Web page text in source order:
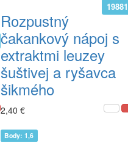
Rozpustný
čakankový nápoj s
extraktmi leuzey
šuštivej a ryšavca
šikmého
2,40 €
Body: 1,6